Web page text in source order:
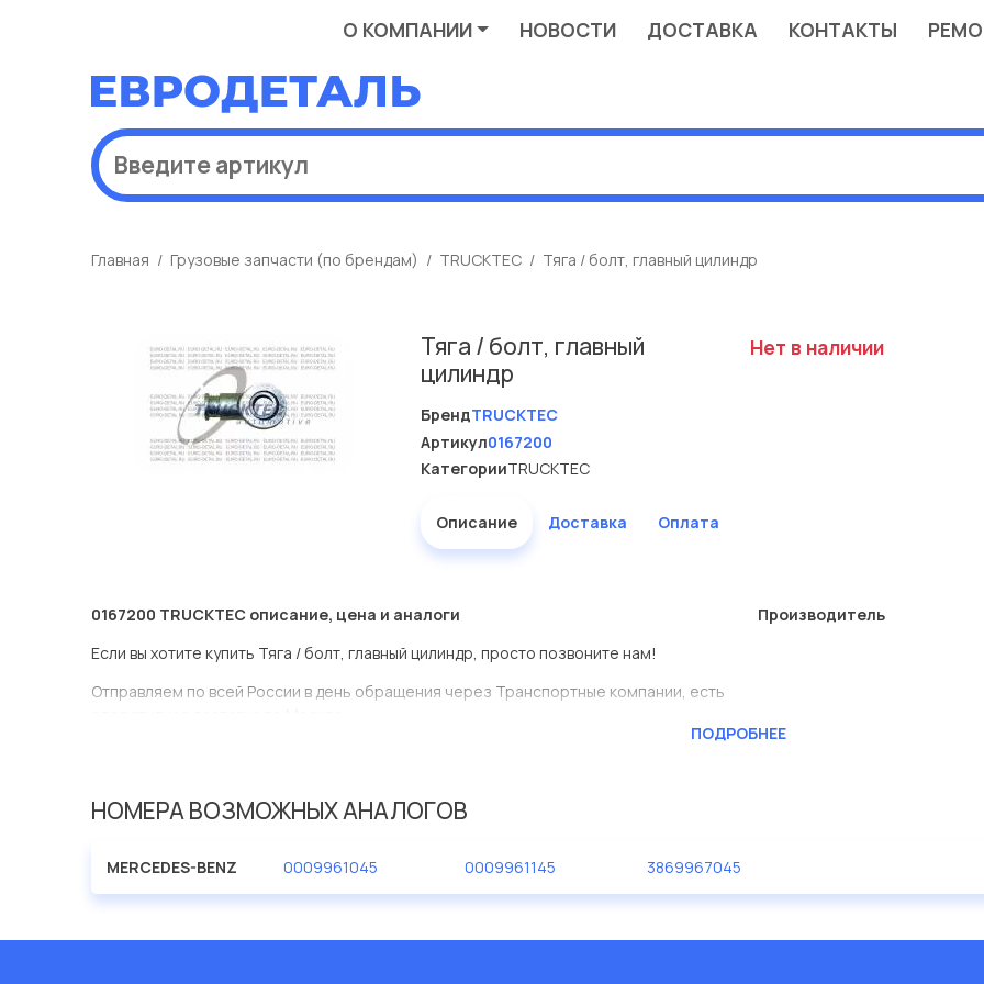
О КОМПАНИИ НОВОСТИ ДОСТАВКА КОНТАКТЫ
Главная Грузовые запчасти (по брендам) TRUCKTEC Тяга / болт, главный цилиндр
Тяга / болт, главный
цилиндр
БрендTRUCKTEC
Артикул0167200
КатегорииTRUCKTEC
Нет в наличии
Описание Доставка Оплата
0167200 TRUCKTEC описание, цена и аналоги
Если вы хотите купить Тяга / болт, главный цилиндр, просто позвоните нам!
Отправляем по всей России в день обращения через Транспортные компании, есть
Мы продаем сертифицированные колодки тормозные дисковые с гарантией от
Производитель
ПОДРОБНЕЕ
НОМЕРА ВОЗМОЖНЫХ АНАЛОГОВ
MERCEDES-BENZ 0009961045 0009961145 3869967045